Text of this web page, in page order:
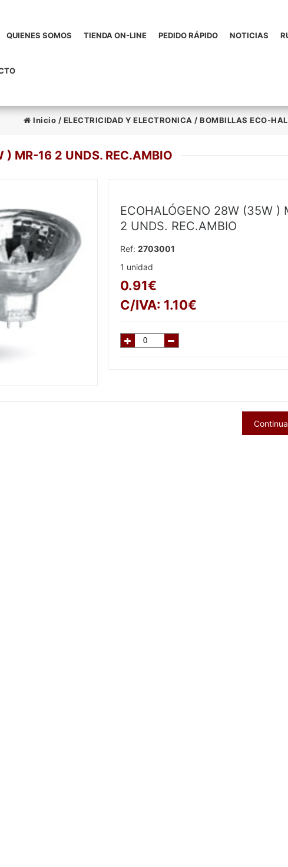
QUIENES SOMOS TIENDA ON-LINE PEDIDO RÁPIDO NOTICIAS
Inicio / ELECTRICIDAD Y ELECTRONICA / BOMBILLAS ECO-
MR-16 2 UNDS. REC.AMBIO
ECOHALÓGENO 28W (35W )
2 UNDS. REC.AMBIO
Ref: 2703001
1 unidad
0.91€
C/IVA: 1.10€